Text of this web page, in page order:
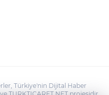
Türkiye'nin Dijital Haber